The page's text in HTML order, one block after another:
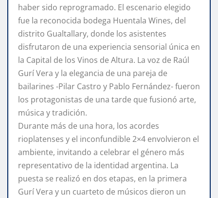
haber sido reprogramado. El escenario elegido
fue la reconocida bodega Huentala Wines, del
distrito Gualtallary, donde los asistentes
disfrutaron de una experiencia sensorial única en
la Capital de los Vinos de Altura. La voz de Raúl
Gurí Vera y la elegancia de una pareja de
bailarines -Pilar Castro y Pablo Fernández- fueron
los protagonistas de una tarde que fusionó arte,
música y tradición.
Durante más de una hora, los acordes
rioplatenses y el inconfundible 2×4 envolvieron el
ambiente, invitando a celebrar el género más
representativo de la identidad argentina. La
puesta se realizó en dos etapas, en la primera
Gurí Vera y un cuarteto de músicos dieron un